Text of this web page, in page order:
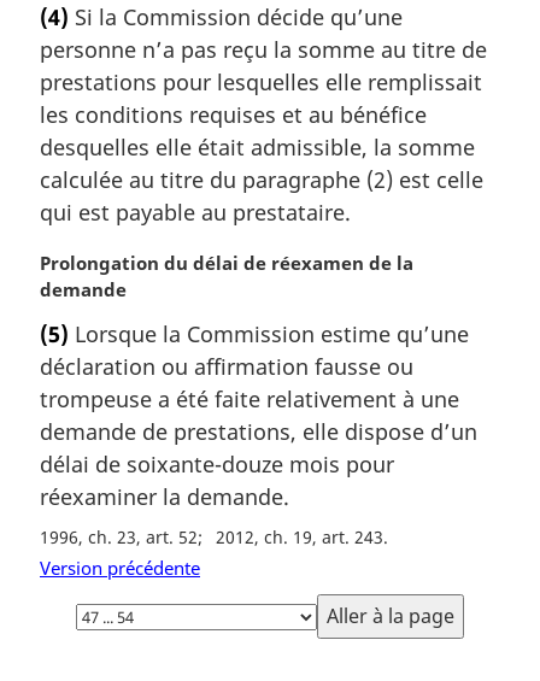
t
e
m
a
g
i
n
l
e
(4) Si la Commission décide qu’une
personne n’a pas reçu la somme au titre de
prestations pour lesquelles elle remplissait
les conditions requises et au bénéfice
desquelles elle était admissible, la somme
calculée au titre du paragraphe (2) est celle
qui est payable au prestataire.
N
o
e
m
a
r
i
n
a
e
Prolongation du délai de réexamen de la
demande
(5) Lorsque la Commission estime qu’une
déclaration ou affirmation fausse ou
trompeuse a été faite relativement à une
demande de prestations, elle dispose d’un
délai de soixante-douze mois pour
réexaminer la demande.
1996, ch. 23, art. 52 2012, ch. 19, art. 243
Version précédente
Choisissez
la